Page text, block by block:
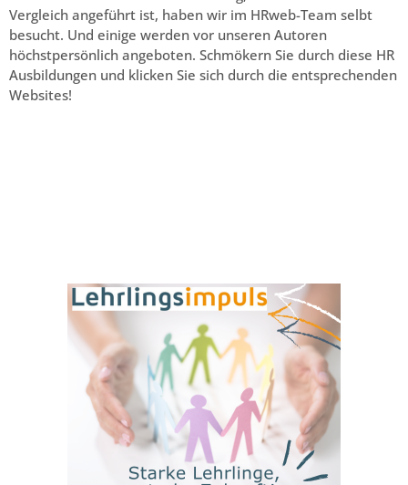
Vergleich angeführt ist, haben wir im HRweb-Team selbt
besucht. Und einige werden vor unseren Autoren
höchstpersönlich angeboten. Schmökern Sie durch diese HR
Ausbildungen und klicken Sie sich durch die entsprechenden
Websites!